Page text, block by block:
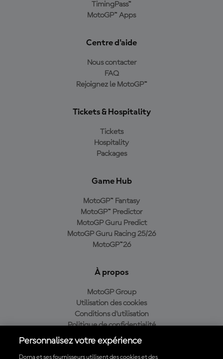
TimingPass™
MotoGP™ Apps
Centre d'aide
Nous contacter
FAQ
Rejoignez le MotoGP™
Tickets & Hospitality
Tickets
Hospitality
Packages
Game Hub
MotoGP™ Fantasy
MotoGP™ Predictor
MotoGP Guru Predict
MotoGP Guru Racing 25/26
MotoGP™26
À propos
MotoGP Group
Utilisation des cookies
Conditions d'utilisation
Politique de confidentialité
Politique d’achat
Personnalisez votre expérience
Dorna et ses fournisseurs utilisent des cookies et des